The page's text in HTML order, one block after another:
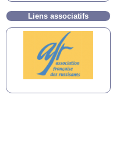
Liens associatifs